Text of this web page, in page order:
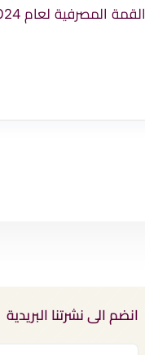
المصرفية لعام 2024
انضم الى نشرتنا البريدية